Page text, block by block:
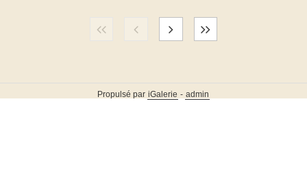
Propulsé par iGalerie - admin